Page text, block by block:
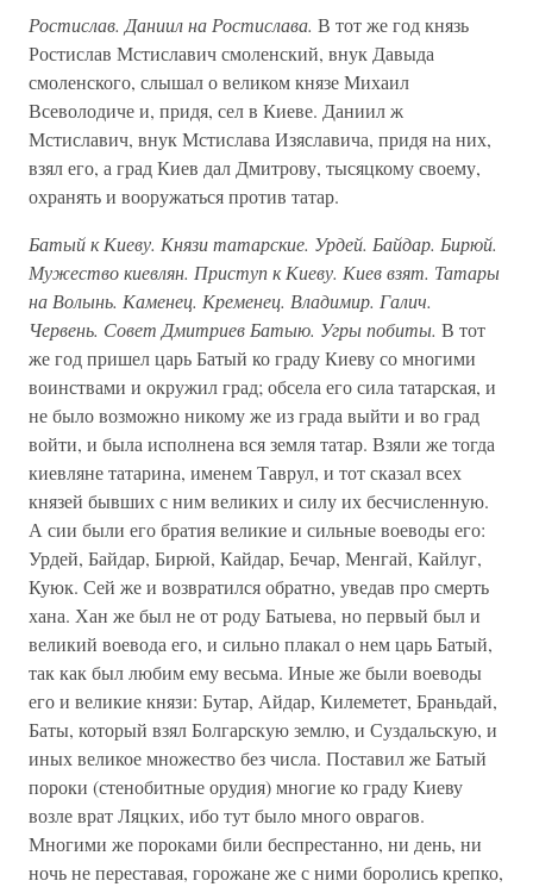
Ростислав. Даниил на Ростислава. В тот же год князь
Ростислав Мстиславич смоленский, внук Давыда
смоленского, слышал о великом князе Михаил
Всеволодиче и, придя, сел в Киеве. Даниил ж
Мстиславич, внук Мстислава Изяславича, придя на них,
взял его, а град Киев дал Дмитрову, тысяцкому своему,
охранять и вооружаться против татар.
Батый к Киеву. Князи татарские. Урдей. Байдар. Бирюй.
Мужество киевлян. Приступ к Киеву. Киев взят. Татары
на Волынь. Каменец. Кременец. Владимир. Галич.
Червень. Совет Дмитриев Батыю. Угры побиты. В тот
же год пришел царь Батый ко граду Киеву со многими
воинствами и окружил град; обсела его сила татарская, и
не было возможно никому же из града выйти и во град
войти, и была исполнена вся земля татар. Взяли же тогда
киевляне татарина, именем Таврул, и тот сказал всех
князей бывших с ним великих и силу их бесчисленную.
А сии были его братия великие и сильные воеводы его:
Урдей, Байдар, Бирюй, Кайдар, Бечар, Менгай, Кайлуг,
Куюк. Сей же и возвратился обратно, уведав про смерть
хана. Хан же был не от роду Батыева, но первый был и
великий воевода его, и сильно плакал о нем царь Батый,
так как был любим ему весьма. Иные же были воеводы
его и великие князи: Бутар, Айдар, Килеметет, Браньдай,
Баты, который взял Болгарскую землю, и Суздальскую, и
иных великое множество без числа. Поставил же Батый
пороки (стенобитные орудия) многие ко граду Киеву
возле врат Ляцких, ибо тут было много оврагов.
Многими же пороками били беспрестанно, ни день, ни
ночь не переставая, горожане же с ними боролись крепко,